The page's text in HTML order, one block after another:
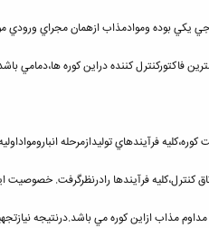
يكي بوده وموادمذاب ازهمان مجراي ورودي
فاكتوركنترل كننده دراين كوره ها،دمامي
فرآيندهاي توليدازمرحله
كنترل،كليه فرآيندها رادرنظرگرفت. خصوصيت
مذاب ازاين كوره مي باشد.درنتيجه